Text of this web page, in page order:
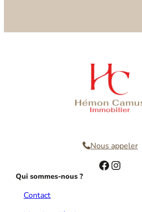
Nous appeler
Facebook Instagram
Qui sommes-nous ?
Contact